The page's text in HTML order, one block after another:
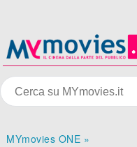
MYmovies ONE »